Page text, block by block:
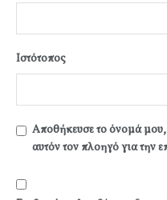
Ιστότοπος
Αποθήκευσε το όνομά
αυτόν τον πλοηγό για